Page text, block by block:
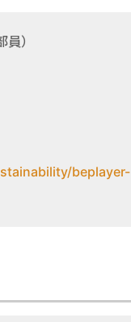
）
beplayer-